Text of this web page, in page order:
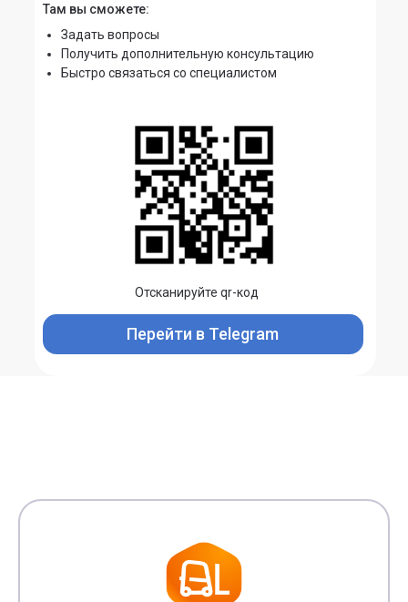
Там вы сможете:
Отсканируйте qr-код
Задать вопросы
Получить дополнительную консультацию
Быстро связаться со специалистом
Перейти в Telegram